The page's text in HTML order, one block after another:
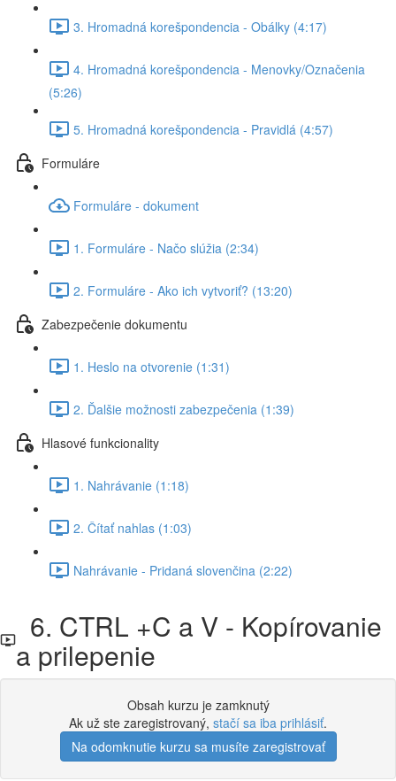
3. Hromadná korešpondencia - Obálky (4:17)
4. Hromadná korešpondencia - Menovky/Označenia
(5:26)
5. Hromadná korešpondencia - Pravidlá (4:57)
Formuláre
Formuláre - dokument
1. Formuláre - Načo slúžia (2:34)
2. Formuláre - Ako ich vytvoriť? (13:20)
Zabezpečenie dokumentu
1. Heslo na otvorenie (1:31)
2. Ďalšie možnosti zabezpečenia (1:39)
Hlasové funkcionality
1. Nahrávanie (1:18)
2. Čítať nahlas (1:03)
Nahrávanie - Pridaná slovenčina (2:22)
6. CTRL +C a V - Kopírovanie
a prilepenie
Obsah kurzu je zamknutý
Ak už ste zaregistrovaný, stačí sa iba prihlásiť.
Na odomknutie kurzu sa musíte zaregistrovať